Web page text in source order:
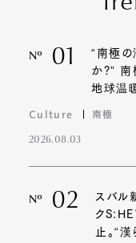
Nº 01
“南極の
か?” 南
地球温
Culture 南極
2026.08.03
Nº 02
スバル
ク
止。“